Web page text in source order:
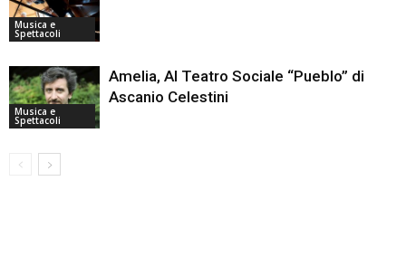
Musica e
Spettacoli
Musica e
Spettacoli
Amelia, Al Teatro Sociale “Pueblo” di
Ascanio Celestini